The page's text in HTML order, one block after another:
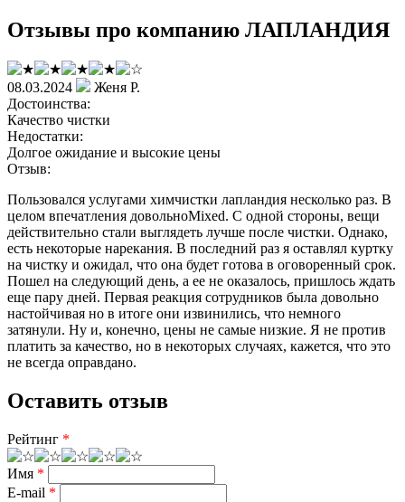
Отзывы про компанию ЛАПЛАНДИЯ
08.03.2024
Женя Р.
Достоинства:
Качество чистки
Недостатки:
Долгое ожидание и высокие цены
Отзыв:
Пользовался услугами химчистки лапландия несколько раз. В
целом впечатления довольноMixed. С одной стороны, вещи
действительно стали выглядеть лучше после чистки. Однако,
есть некоторые нарекания. В последний раз я оставлял куртку
на чистку и ожидал, что она будет готова в оговоренный срок.
Пошел на следующий день, а ее не оказалось, пришлось ждать
еще пару дней. Первая реакция сотрудников была довольно
настойчивая но в итоге они извинились, что немного
затянули. Ну и, конечно, цены не самые низкие. Я не против
платить за качество, но в некоторых случаях, кажется, что это
не всегда оправдано.
Оставить отзыв
Рейтинг *
Имя *
E-mail *